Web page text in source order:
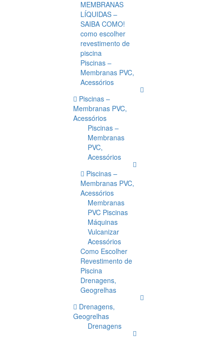
MEMBRANAS
LÍQUIDAS –
SAIBA COMO!
como escolher
revestimento de
piscina
Piscinas –
Membranas PVC,
Acessórios
Piscinas –
Membranas PVC,
Acessórios
Piscinas –
Membranas
PVC,
Acessórios
Piscinas –
Membranas PVC,
Acessórios
Membranas
PVC Piscinas
Máquinas
Vulcanizar
Acessórios
Como Escolher
Revestimento de
Piscina
Drenagens,
Geogrelhas
Drenagens,
Geogrelhas
Drenagens